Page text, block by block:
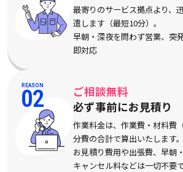
最寄りのサービス拠点より、
遣します（最短10分）。
早朝・深夜を問わず営業、突
即対応
REASON
02
ご相談無料
必ず事前にお見積り
作業料金は、作業費・材料費
分費の合計で算出いたします。
お見積り費用や出張費、早朝
キャンセル料などは一切不要で